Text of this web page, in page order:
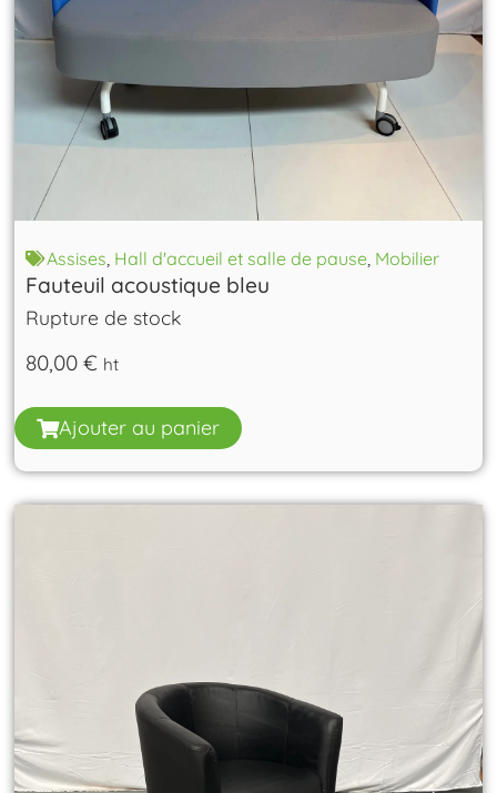
Assises, Hall d'accueil et salle de pause, Mobilier
Fauteuil acoustique bleu
Rupture de stock
80,00€ ht
Ajouter au panier